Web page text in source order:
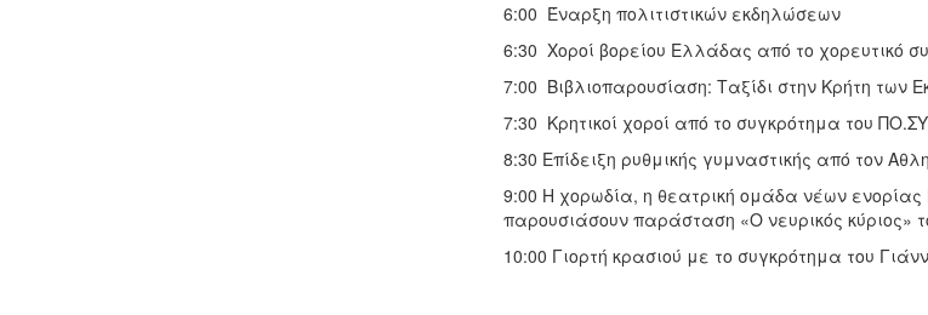
6:00 Έναρξη πολιτιστικών εκδηλώσεων
6:30 Χοροί βορείου Ελλάδας από το χορευτικό
7:00 Βιβλιοπαρουσίαση: Ταξίδι στην Κρήτη των
7:30 Κρητικοί χοροί από το συγκρότημα του
8:30 Επίδειξη ρυθμικής γυμναστικής από τον
9:00 Η χορωδία, η θεατρική ομάδα νέων
παρουσιάσουν παράσταση «Ο νευρικός
10:00 Γιορτή κρασιού με το συγκρότημα του